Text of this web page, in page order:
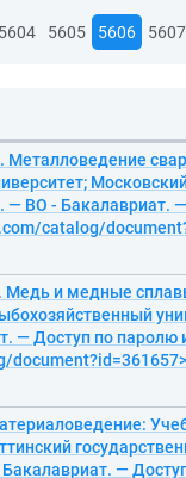
5604 5605 5606 5607
ВО - Бакалавриат.
catalog/
Медь и медные
— Доступ по паролю
—